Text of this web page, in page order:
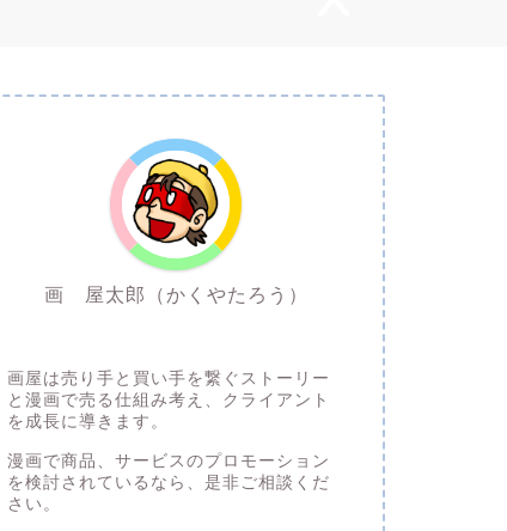
画 屋太郎（かくやたろう）
画屋は売り手と買い手を繋ぐストーリー
と漫画で売る仕組み考え、クライアント
を成長に導きます。
漫画で商品、サービスのプロモーション
を検討されているなら、是非ご相談くだ
さい。